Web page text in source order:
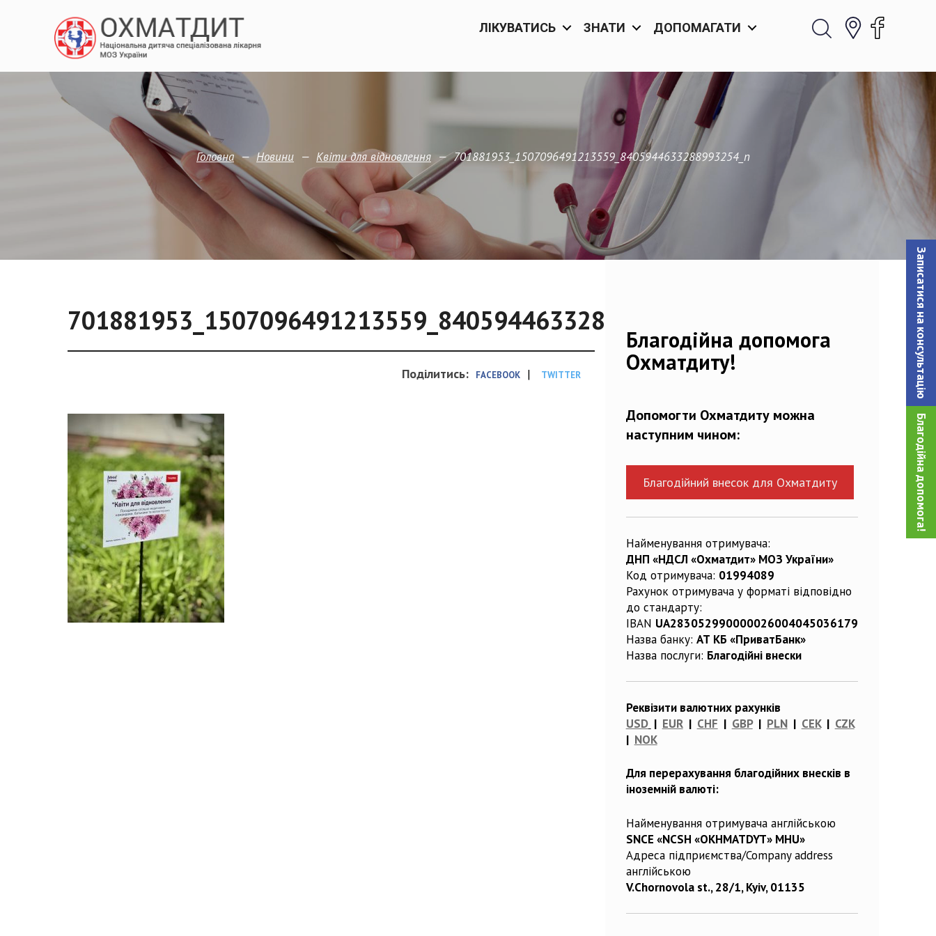
Записатися на консультацiю
Благодійна допомога!
ЛІКУВАТИСЬ ЗНАТИ ДОПОМАГАТИ
Головна — Новини — Квіти для відновлення — 701881953_1507096491213559_8405944633288993254_n
701881953_1507096491213559_8405944633288993254_n
Поділитись: FACEBOOK | TWITTER
Благодійна допомога
Охматдиту!
Допомогти Охматдиту можна
наступним чином:
Благодійний внесок для Охматдиту
Найменування отримувача:
ДНП «НДСЛ «Охматдит» МОЗ України»
Код отримувача: 01994089
Рахунок отримувача у форматі відповідно
до стандарту:
IBAN UA283052990000026004045036179
Назва банку: АТ КБ «ПриватБанк»
Назва послуги: Благодійні внески
Реквізити валютних рахунків
USD | EUR| CHF | GBP| PLN| CEK| CZK
| NOK
Для перерахування благодійних внесків в
іноземній валюті:
Найменування отримувача англійською
SNCE «NCSH «OKHMATDYT» MHU»
Адреса підприємства/Company address
англійською
V.Chornovola st., 28/1, Kyiv, 01135